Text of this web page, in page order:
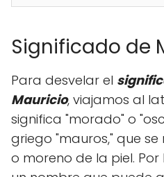
Significado de
Para desvelar el
Mauricio, viajamos al
significa "morado" o
griego "mauros," que
o moreno de la piel.